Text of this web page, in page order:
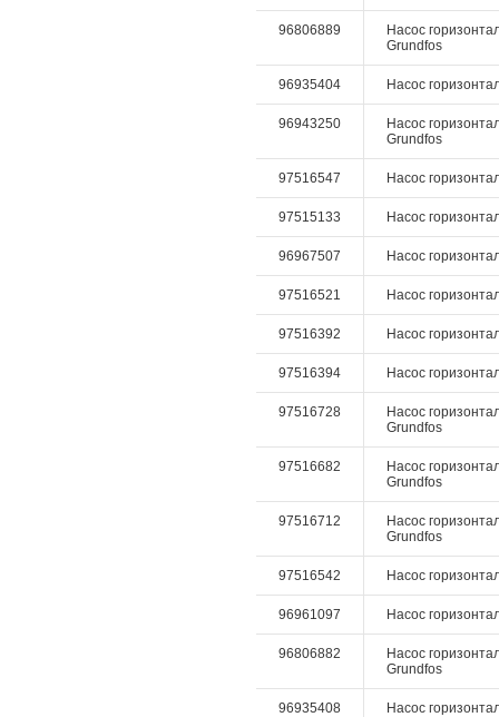
96806889
Насос
Grundfos
96935404 Насос
96943250
Насос
Grundfos
97516547 Насос
97515133 Насос
96967507 Насос
97516521 Насос
97516392 Насос
97516394 Насос
97516728
Насос
Grundfos
97516682
Насос
Grundfos
97516712
Насос
Grundfos
97516542 Насос
96961097 Насос
96806882
Насос
Grundfos
96935408 Насос